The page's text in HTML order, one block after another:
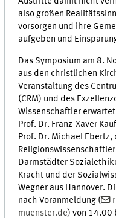
also großen
vorsorgen und ihre
aufgeben und
Das Symposium am 8.
aus den christlichen
Veranstaltung des
(CRM) und des
Wissenschaftler
Prof. Dr. Franz-Xaver
Prof. Dr. Michael Ebertz,
Darmstädter
Kracht und der
Wegner aus Hannover.
nach Voranmeldung (
muenster.de) von 14.00